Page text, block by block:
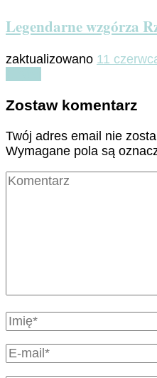
Legendarne wzgórza
zaktualizowano 11
Zostaw komentarz
Twój adres email nie
Wymagane pola są